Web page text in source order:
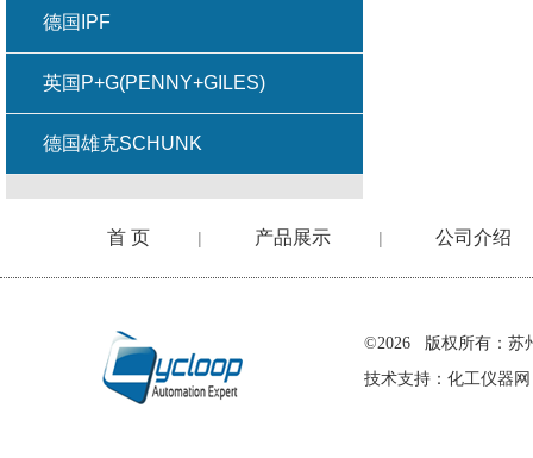
德国IPF
英国P+G(PENNY+GILES)
德国雄克SCHUNK
首 页 | 产品展示 | 公司介绍
©2026 版权所有：苏
技术支持： 化工仪器网